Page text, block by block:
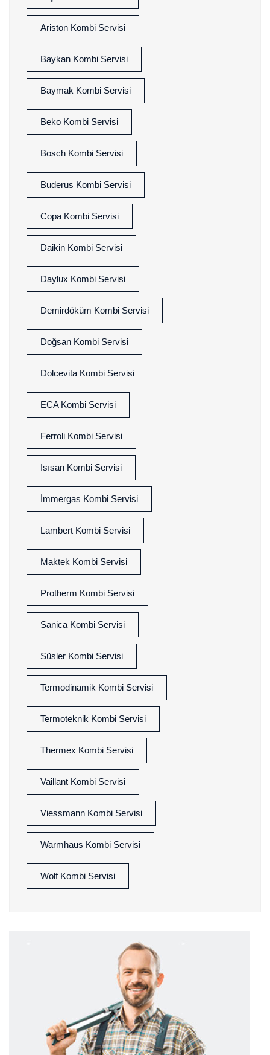
Ariston Kombi Servisi
Baykan Kombi Servisi
Baymak Kombi Servisi
Beko Kombi Servisi
Bosch Kombi Servisi
Buderus Kombi Servisi
Copa Kombi Servisi
Daikin Kombi Servisi
Daylux Kombi Servisi
Demirdöküm Kombi Servisi
Doğsan Kombi Servisi
Dolcevita Kombi Servisi
ECA Kombi Servisi
Ferroli Kombi Servisi
Isısan Kombi Servisi
İmmergas Kombi Servisi
Lambert Kombi Servisi
Maktek Kombi Servisi
Protherm Kombi Servisi
Sanica Kombi Servisi
Süsler Kombi Servisi
Termodinamik Kombi Servisi
Termoteknik Kombi Servisi
Thermex Kombi Servisi
Vaillant Kombi Servisi
Viessmann Kombi Servisi
Warmhaus Kombi Servisi
Wolf Kombi Servisi